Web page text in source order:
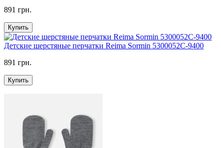
891 грн.
Купить
Детские шерстяные перчатки Reima Sormin 5300052C-9400
891 грн.
Купить